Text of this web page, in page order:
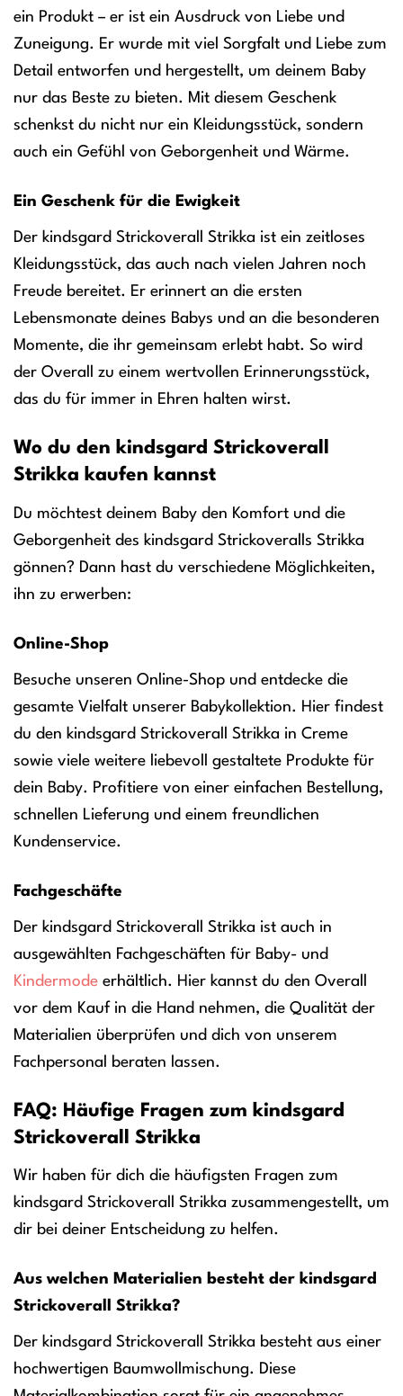
ein Produkt – er ist ein Ausdruck von Liebe und
Zuneigung. Er wurde mit viel Sorgfalt und Liebe zum
Detail entworfen und hergestellt, um deinem Baby
nur das Beste zu bieten. Mit diesem Geschenk
schenkst du nicht nur ein Kleidungsstück, sondern
auch ein Gefühl von Geborgenheit und Wärme.
Ein Geschenk für die Ewigkeit
Der kindsgard Strickoverall Strikka ist ein zeitloses
Kleidungsstück, das auch nach vielen Jahren noch
Freude bereitet. Er erinnert an die ersten
Lebensmonate deines Babys und an die besonderen
Momente, die ihr gemeinsam erlebt habt. So wird
der Overall zu einem wertvollen Erinnerungsstück,
das du für immer in Ehren halten wirst.
Wo du den kindsgard Strickoverall
Strikka kaufen kannst
Du möchtest deinem Baby den Komfort und die
Geborgenheit des kindsgard Strickoveralls Strikka
gönnen? Dann hast du verschiedene Möglichkeiten,
ihn zu erwerben:
Online-Shop
Besuche unseren Online-Shop und entdecke die
gesamte Vielfalt unserer Babykollektion. Hier findest
du den kindsgard Strickoverall Strikka in Creme
sowie viele weitere liebevoll gestaltete Produkte für
dein Baby. Profitiere von einer einfachen Bestellung,
schnellen Lieferung und einem freundlichen
Kundenservice.
Fachgeschäfte
Der kindsgard Strickoverall Strikka ist auch in
ausgewählten Fachgeschäften für Baby- und
Kindermode erhältlich. Hier kannst du den Overall
vor dem Kauf in die Hand nehmen, die Qualität der
Materialien überprüfen und dich von unserem
Fachpersonal beraten lassen.
FAQ: Häufige Fragen zum kindsgard
Strickoverall Strikka
Wir haben für dich die häufigsten Fragen zum
kindsgard Strickoverall Strikka zusammengestellt, um
dir bei deiner Entscheidung zu helfen.
Aus welchen Materialien besteht der kindsgard
Strickoverall Strikka?
Der kindsgard Strickoverall Strikka besteht aus einer
hochwertigen Baumwollmischung. Diese